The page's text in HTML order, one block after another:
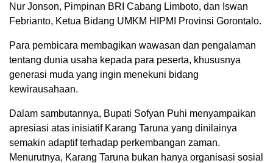
Nur Jonson, Pimpinan BRI Cabang Limboto, dan Iswan
Febrianto, Ketua Bidang UMKM HIPMI Provinsi Gorontalo.
Para pembicara membagikan wawasan dan pengalaman
tentang dunia usaha kepada para peserta, khususnya
generasi muda yang ingin menekuni bidang
kewirausahaan.
Dalam sambutannya, Bupati Sofyan Puhi menyampaikan
apresiasi atas inisiatif Karang Taruna yang dinilainya
semakin adaptif terhadap perkembangan zaman.
Menurutnya, Karang Taruna bukan hanya organisasi sosial